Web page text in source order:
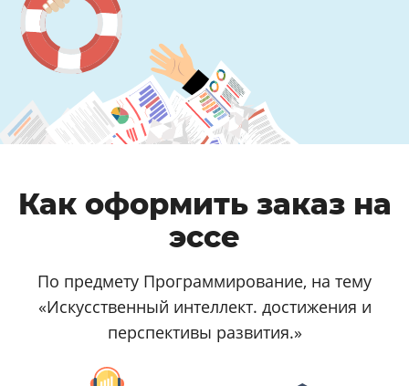
Как оформить заказ на
эссе
По предмету Программирование, на тему
«Искусственный интеллект. достижения и
перспективы развития.»